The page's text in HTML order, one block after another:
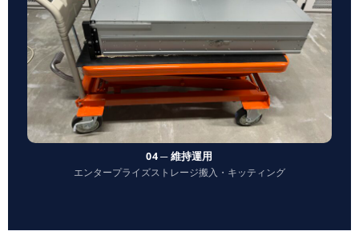
04 ─ 維持運用
エンタープライズストレージ搬入・キッティング